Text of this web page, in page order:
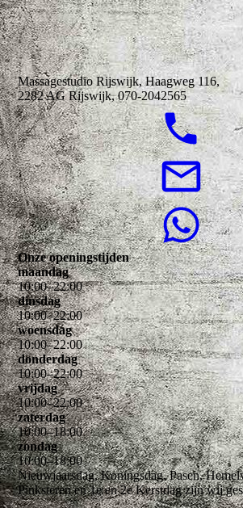
Massagestudio Rijswijk, Haagweg 116,
2282 AG Rijswijk, 070-2042565
Onze openingstijden
maandag
10:00–22:00
dinsdag
10:00–22:00
woensdag
10:00–22:00
donderdag
10:00–22:00
vrijdag
10:00–22:00
zaterdag
10:00–18:00
zondag
10:00–18:00
Nieuwjaarsdag, Koningsdag, Pasen,
Pinksteren en 1e en 2e Kerstdag zijn wij